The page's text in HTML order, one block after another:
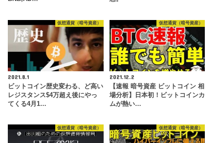
仮想通貨（暗号資産）
2021.8.1
ビットコイン歴史変わる、ど高い
レジスタンス$4万超え後にやっ
てくる4月1…
仮想通貨（暗号資産）
2021.12.2
【速報 暗号資産 ビットコイン 相
場分析】日本初！ビットコインカ
ムが熱い…
仮想通貨（暗号資産） 仮想通貨（暗号資産）